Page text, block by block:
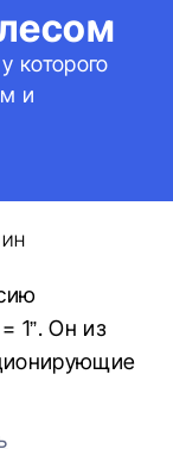
которого
и
1”. Он из